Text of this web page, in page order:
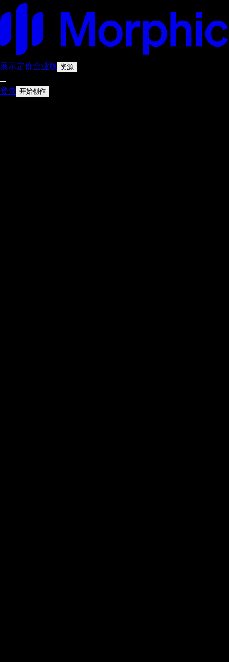
展示定价企业版 资源
登录 开始创作